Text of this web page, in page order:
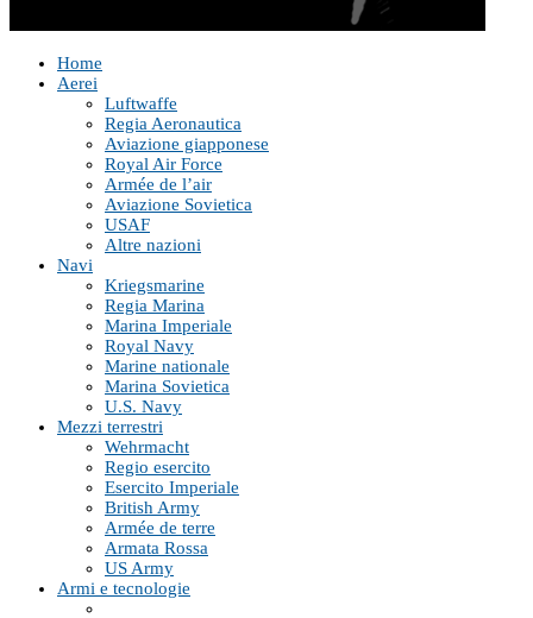
Home
Aerei
Luftwaffe
Regia Aeronautica
Aviazione giapponese
Royal Air Force
Armée de l’air
Aviazione Sovietica
USAF
Altre nazioni
Navi
Kriegsmarine
Regia Marina
Marina Imperiale
Royal Navy
Marine nationale
Marina Sovietica
U.S. Navy
Mezzi terrestri
Wehrmacht
Regio esercito
Esercito Imperiale
British Army
Armée de terre
Armata Rossa
US Army
Armi e tecnologie